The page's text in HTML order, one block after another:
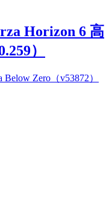
Horizon 6 高
）